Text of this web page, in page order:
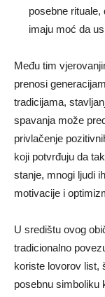
posebne
imaju moć da
Među tim
prenosi
tradicijama,
spavanja može
privlačenje
koji potvrđuju da
stanje, mnogi ljudi
motivacije i
U središtu ovog
tradicionalno
koriste lovorov list,
posebnu simboliku